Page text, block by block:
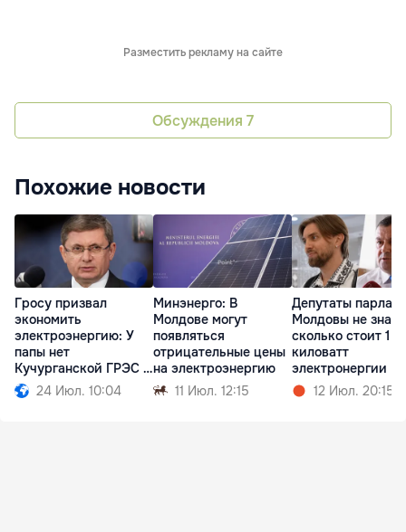
Разместить рекламу на сайте
Обсуждения 7
Похожие новости
Гросу призвал
экономить
электроэнергию: У
папы нет
Кучурганской ГРЭС в
огороде
24 Июл. 10:04
Минэнерго: В
Молдове могут
появляться
отрицательные цены
на электроэнергию
11 Июл. 12:15
Депутаты
Молдовы не
сколько стоит 1
киловатт
электронергии
12 Июл. 20:15